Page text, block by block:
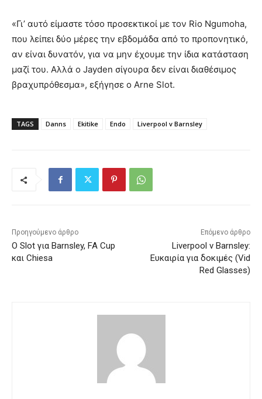
«Γι’ αυτό είμαστε τόσο προσεκτικοί με τον Rio Ngumoha,
που λείπει δύο μέρες την εβδομάδα από το προπονητικό,
αν είναι δυνατόν, για να μην έχουμε την ίδια κατάσταση
μαζί του. Αλλά ο Jayden σίγουρα δεν είναι διαθέσιμος
βραχυπρόθεσμα», εξήγησε ο Arne Slot.
TAGS Danns Ekitike Endo Liverpool v Barnsley
Προηγούμενο άρθρο
Ο Slot για Barnsley, FA Cup
και Chiesa
Επόμενο άρθρο
Liverpool v Barnsley:
Ευκαιρία για δοκιμές (Vid
Red Glasses)